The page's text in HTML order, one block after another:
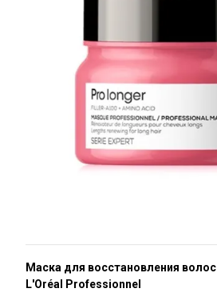
Маска для восстановления
L'Oréal Professionnel